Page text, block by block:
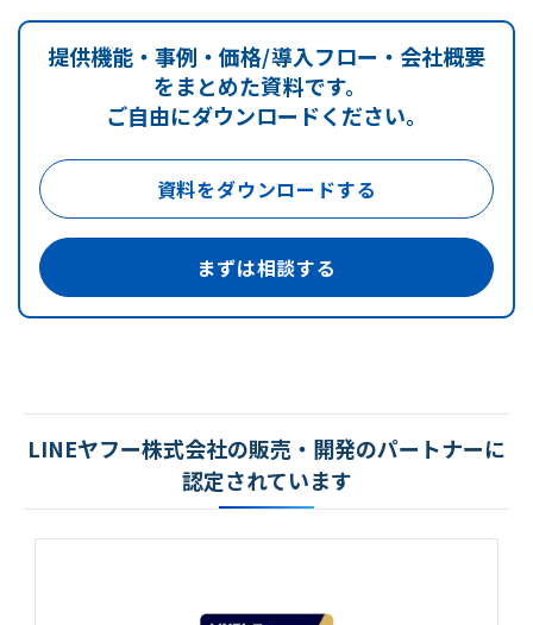
提供機能・事例・価格/導入フロー・会社概要
をまとめた資料です。
ご自由にダウンロードください。
資料をダウンロードする
まずは相談する
LINEヤフー株式会社の販売・開発のパートナーに
認定されています